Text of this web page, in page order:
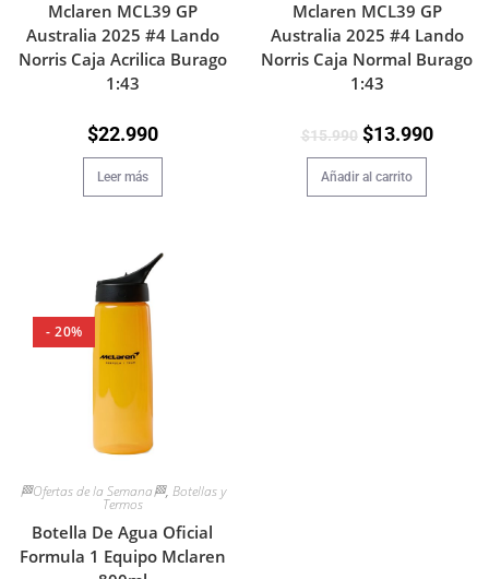
Mclaren MCL39 GP
Australia 2025 #4 Lando
Norris Caja Acrilica Burago
1:43
$22.990
Leer más
Mclaren MCL39 GP
Australia 2025 #4 Lando
Norris Caja Normal Burago
1:43
$15.990 $13.990
Añadir al carrito
- 20%
🏁Ofertas de la Semana🏁, Botellas y
Termos
Botella De Agua Oficial
Formula 1 Equipo Mclaren